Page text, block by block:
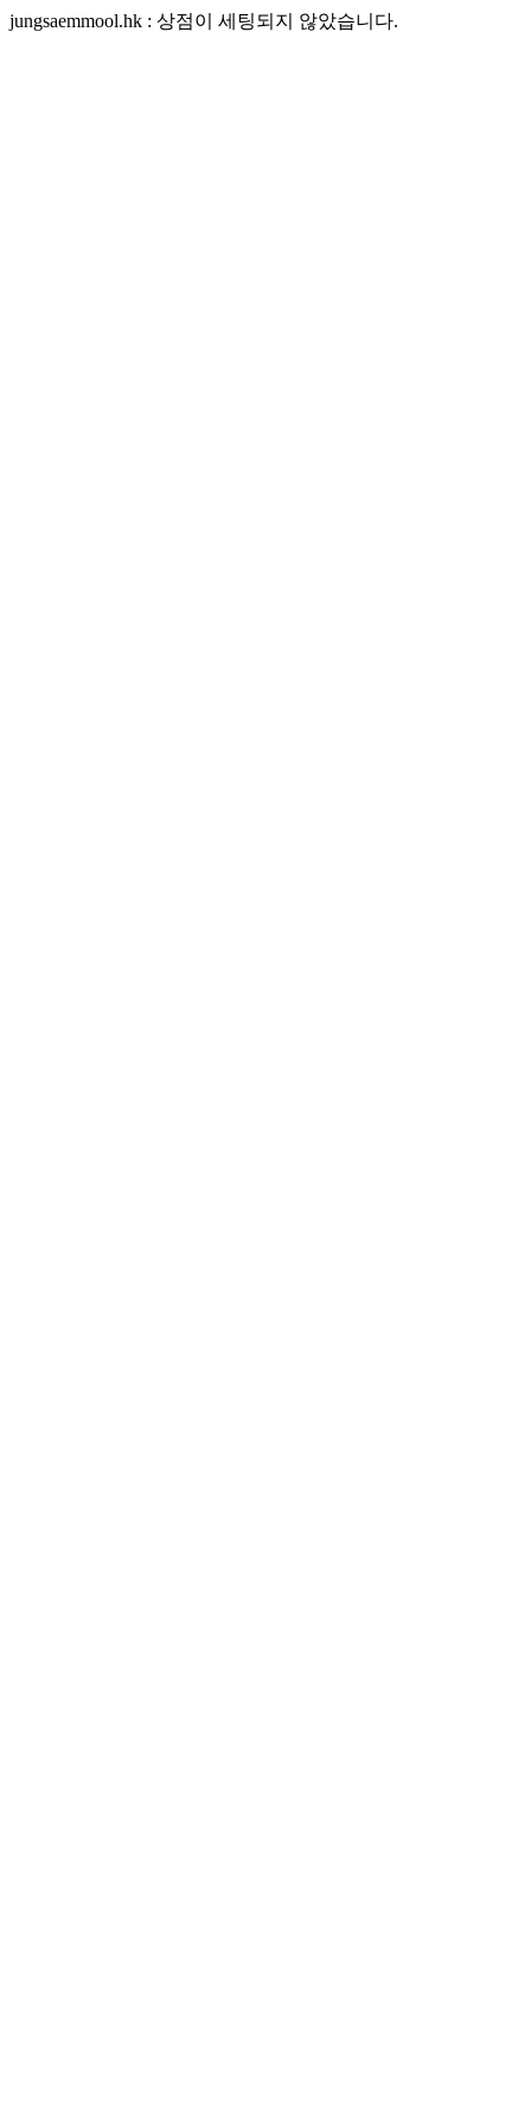
jungsaemmool.hk : 상점이 세팅되지 않았습니다.